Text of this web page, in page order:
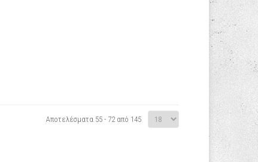
Αποτελέσματα 55 - 72 από 145